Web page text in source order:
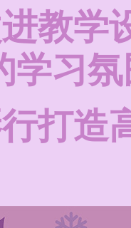
教学
学习
打造